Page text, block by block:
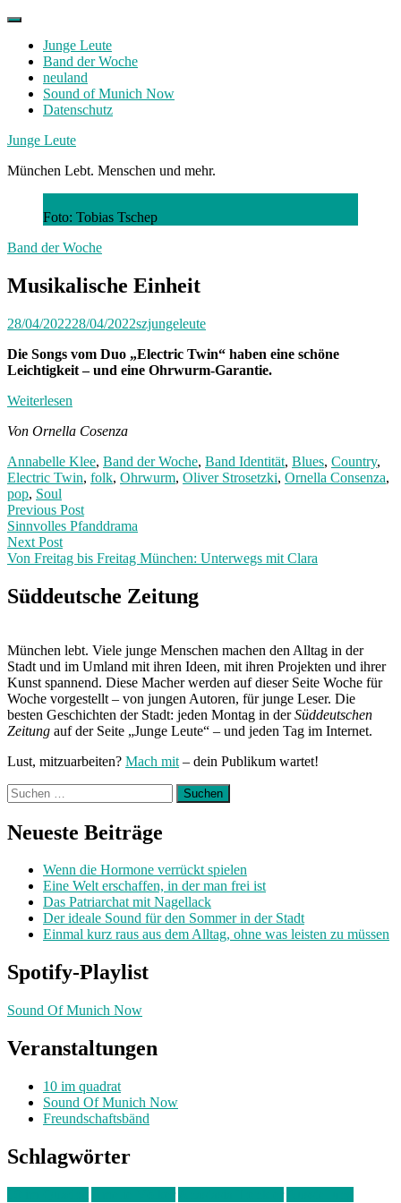
Skip
contentJunge Leute
Band der Woche
neuland
Sound of Munich Now
Datenschutz
Facebook
Twitter
Instagram
Junge Leute
München Lebt. Menschen und mehr.
Foto: Tobias Tschep
Band der Woche
Musikalische Einheit
28/04/202228/04/2022szjungeleute
Die Songs vom Duo „Electric Twin“ haben eine schöne
Leichtigkeit – und eine Ohrwurm-Garantie.
Weiterlesen
Von Ornella Cosenza
Annabelle Klee, Band der Woche, Band Identität, Blues, Country,
Electric Twin, folk, Ohrwurm, Oliver Strosetzki, Ornella Consenza,
pop, Soul
Post
navigation
Previous PostPrevious
post:
Sinnvolles Pfanddrama
Next Post
Von Freitag bis Freitag München: Unterwegs mit Clara
Post:
Süddeutsche Zeitung
München lebt. Viele junge Menschen machen den Alltag in der
Stadt und im Umland mit ihren Ideen, mit ihren Projekten und ihrer
Kunst spannend. Diese Macher werden auf dieser Seite Woche für
Woche vorgestellt – von jungen Autoren, für junge Leser. Die
besten Geschichten der Stadt: jeden Montag in derSüddeutschen
Zeitung auf der Seite „Junge Leute“ – und jeden Tag im Internet.
Lust, mitzuarbeiten? Mach mit – dein Publikum wartet!
Suchen
nach:
Neueste Beiträge
Wenn die Hormone verrückt spielen
Eine Welt erschaffen, in der man frei ist
Das Patriarchat mit Nagellack
Der ideale Sound für den Sommer in der Stadt
Einmal kurz raus aus dem Alltag, ohne was leisten zu müssen
Spotify-Playlist
Sound Of Munich Now
Veranstaltungen
10 im quadrat
Sound Of Munich Now
Freundschaftsbänd
Schlagwörter